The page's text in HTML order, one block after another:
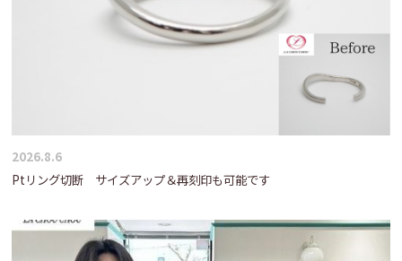
2026.8.6
Ptリング切断 サイズアップ＆再刻印も可能です